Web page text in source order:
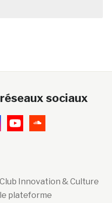
sociaux
Innovation & Culture
plateforme